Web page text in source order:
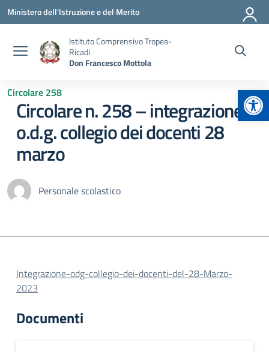
Vai ai contenuti
Vai al menu di navigazione
Vai al footer
Ministero dell'Istruzione e del Merito
Istituto Comprensivo Tropea-
Ricadi
Don Francesco Mottola
Circolare 258
Circolare n. 258 – integrazione
o.d.g. collegio dei docenti 28
marzo
Personale scolastico
Integrazione-odg-collegio-dei-docenti-del-28-Marzo-
2023
Documenti